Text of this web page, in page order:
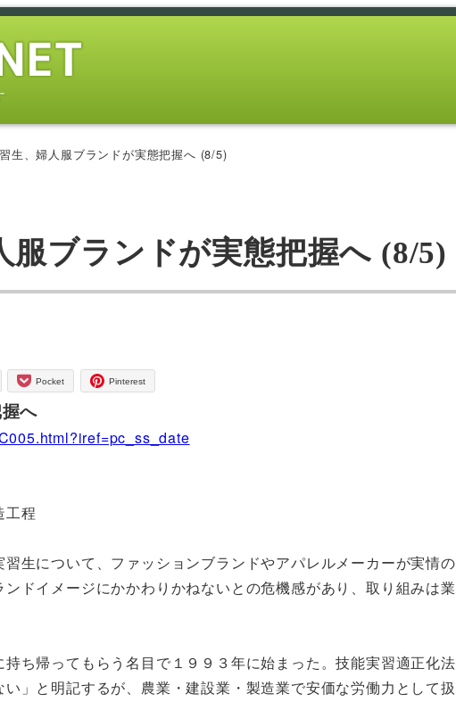
生、婦人服ブランドが実態把握へ (8/5)
服ブランドが実態把握へ (8/5)
Pocket Pinterest
へ
工程
生について、ファッションブランドやアパレルメーカーが実情の
ドイメージにかかわりかねないとの危機感があり、取り組みは業
ち帰ってもらう名目で１９９３年に始まった。技能実習適正化法
」と明記するが、農業・建設業・製造業で安価な労働力として扱